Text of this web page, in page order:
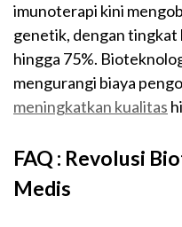
imunoterapi kini
genetik, dengan tingkat
hingga 75%.
mengurangi biaya
meningkatkan kualitas
FAQ : Revolusi
Medis